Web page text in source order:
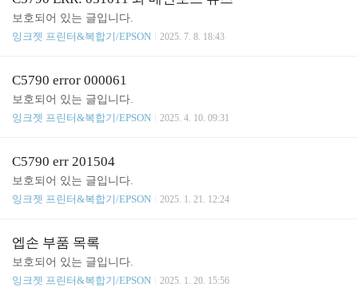
보호되어 있는 글입니다.
잉크젯 프린터&복합기/EPSON
2025. 7. 8. 18:43
C5790 error 000061
보호되어 있는 글입니다.
잉크젯 프린터&복합기/EPSON
2025. 4. 10. 09:31
C5790 err 201504
보호되어 있는 글입니다.
잉크젯 프린터&복합기/EPSON
2025. 1. 21. 12:24
엡손 부품 목록
보호되어 있는 글입니다.
잉크젯 프린터&복합기/EPSON
2025. 1. 20. 15:56